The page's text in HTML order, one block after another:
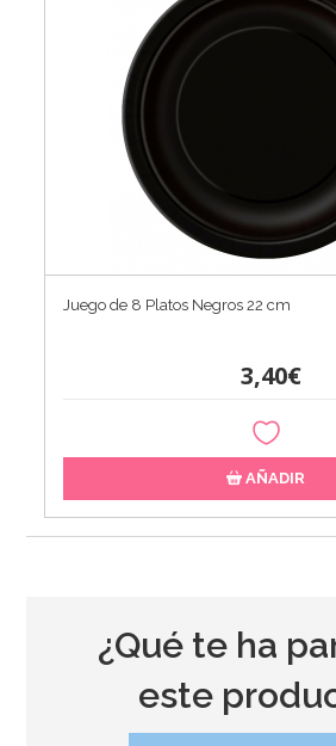
Juego de 8 Platos Negros 22 cm
3,40€
AÑADIR
¿Qué te ha
este